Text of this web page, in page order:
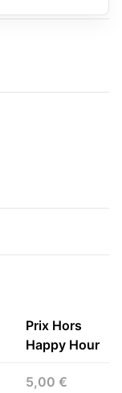
Prix Hors
Happy Hour
5,00 €